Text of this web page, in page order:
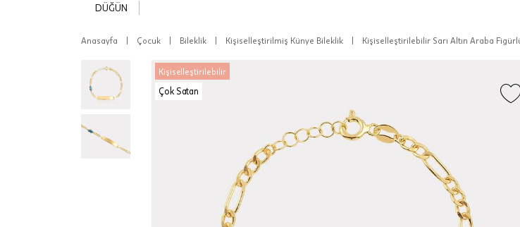
DÜĞÜN
Anasayfa Çocuk Bileklik Kişiselleştirilmiş Künye Bileklik Kişiselleştirilebilir Sarı Altın Araba
Kişiselleştirilebilir
Çok Satan